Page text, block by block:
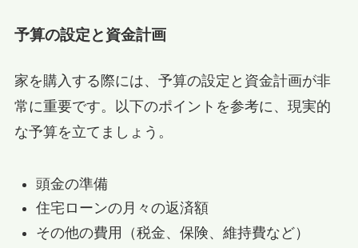
予算の設定と資金計画
家を購入する際には、予算の設定と資金計画が非
常に重要です。以下のポイントを参考に、現実的
な予算を立てましょう。
頭金の準備
住宅ローンの月々の返済額
その他の費用（税金、保険、維持費など）